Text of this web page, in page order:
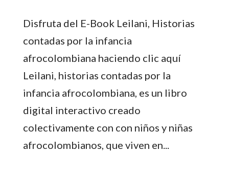
Disfruta del E-Book Leilani, Historias
contadas por la infancia
afrocolombiana haciendo clic aquí
Leilani, historias contadas por la
infancia afrocolombiana, es un libro
digital interactivo creado
colectivamente con con niños y niñas
afrocolombianos, que viven en...